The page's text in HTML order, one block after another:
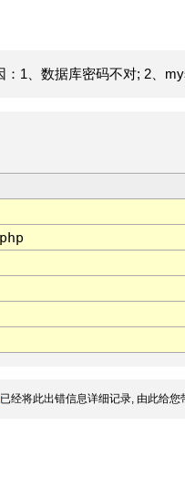
1、数据库密码不对; 2、
经将此出错信息详细记录, 由此给您